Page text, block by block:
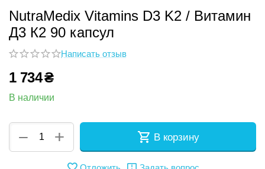
NutraMedix Vitamins D3 K2 / Витамин
Д3 К2 90 капсул
Написать отзыв
1 734₴
В наличии
+
− В корзину